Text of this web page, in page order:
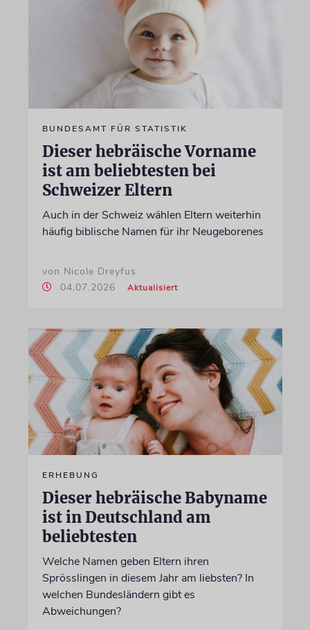
BUNDESAMT FÜR STATISTIK
Dieser hebräische Vorname
ist am beliebtesten bei
Schweizer Eltern
Auch in der Schweiz wählen Eltern weiterhin
häufig biblische Namen für ihr Neugeborenes
von Nicole Dreyfus
04.07.2026
Aktualisiert
ERHEBUNG
Dieser hebräische Babyname
ist in Deutschland am
beliebtesten
Welche Namen geben Eltern ihren
Sprösslingen in diesem Jahr am liebsten? In
welchen Bundesländern gibt es
Abweichungen?